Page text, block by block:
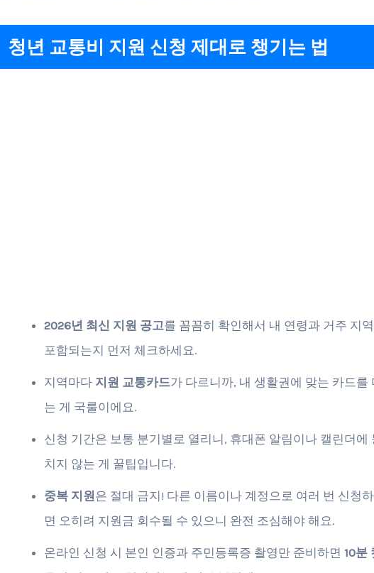
청년 교통비 지원 신청 제대로 챙기는 법
2026년 최신 지원 공고를 꼼꼼히 확인해서 내 연령과 거주 지
포함되는지 먼저 체크하세요.
지역마다 지원 교통카드가 다르니까, 내 생활권에 맞는 카드를
는 게 국룰이에요.
신청 기간은 보통 분기별로 열리니, 휴대폰 알림이나 캘린더에
치지 않는 게 꿀팁입니다.
중복 지원은 절대 금지! 다른 이름이나 계정으로 여러 번 신청
면 오히려 지원금 회수될 수 있으니 완전 조심해야 해요.
온라인 신청 시 본인 인증과 주민등록증 촬영만 준비하면 10분